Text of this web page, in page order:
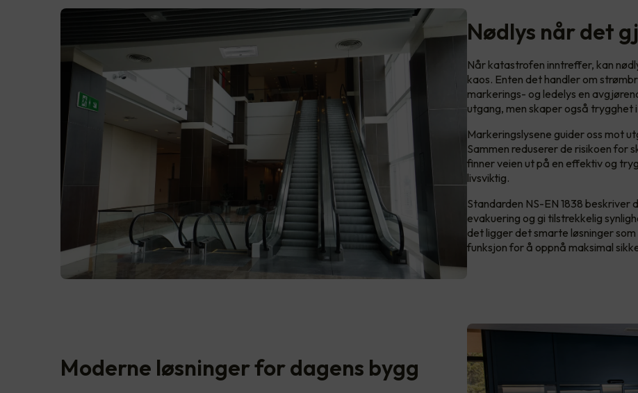
Nødlys når det
Når katastrofen inntreffer, kan
kaos. Enten det handler om
markerings- og ledelys en
utgang, men skaper også trygghet
Markeringslysene guider oss mot
Sammen reduserer de risikoen for
finner veien ut på en effektiv og
livsviktig.
Standarden NS-EN 1838 beskriver
evakuering og gi tilstrekkelig
det ligger det smarte løsninger
funksjon for å oppnå maksimal
Moderne løsninger for dagens bygg